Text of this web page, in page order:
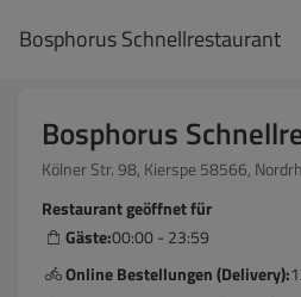
Bosphorus Schnellrestaurant
Bosphorus
Kölner Str. 98, Kierspe 58566,
Restaurant geöffnet für
Gäste:00:00 - 23:59
Online Bestellungen (Delivery):